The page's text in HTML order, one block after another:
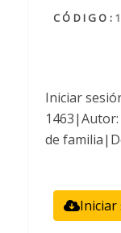
CÓDIGO:
Iniciar
1463|Autor:
de
Iniciar